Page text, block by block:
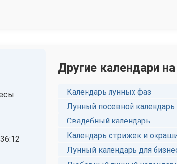
Другие календари
Календарь лунных фаз
Лунный посевной календарь
Свадебный календарь
Календарь стрижек и
Лунный календарь для